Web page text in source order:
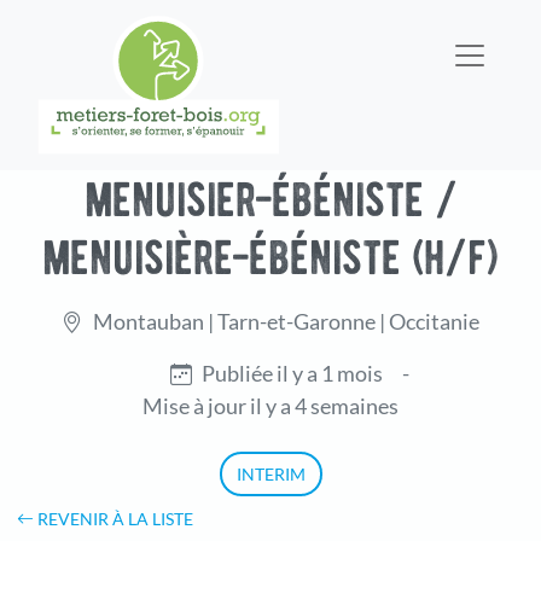
menuisier-ébéniste /
menuisière-ébéniste (h/f)
Montauban | Tarn-et-Garonne | Occitanie
Publiée il y a 1 mois
-
Mise à jour il y a 4 semaines
INTERIM
REVENIR À LA LISTE